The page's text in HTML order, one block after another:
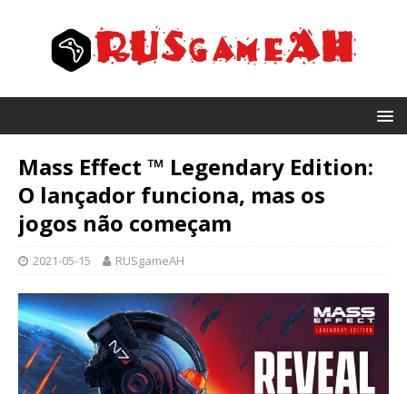
Mass Effect ™ Legendary Edition:
O lançador funciona, mas os
jogos não começam
2021-05-15 RUSgameAH